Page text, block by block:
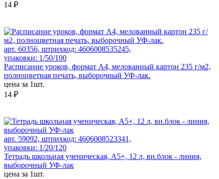
14 ₽
арт. 60356, штрихкод: 4606008535245,
упаковки: 1/50/100
Расписание уроков, формат А4, мелованный картон 235 г/м2,
полноцветная печать, выборочный УФ-лак.
цена за 1шт.
14 ₽
арт. 59092, штрихкод: 4606008523341,
упаковки: 1/20/120
Тетрадь школьная ученическая, А5+, 12 л, вн.блок - линия,
выборочный УФ-лак
цена за 1шт.